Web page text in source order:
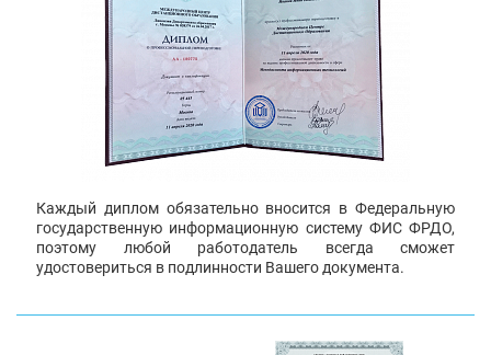
Каждый диплом обязательно вносится в Федеральную
государственную информационную систему ФИС ФРДО,
поэтому любой работодатель всегда сможет
удостовериться в подлинности Вашего документа.